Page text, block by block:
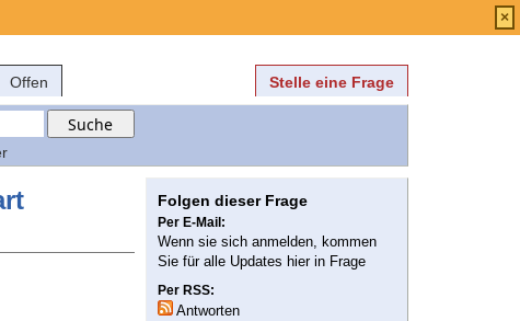
Offen Stelle eine Frage
Folgen dieser Frage
Per E-Mail:
Wenn sie sich anmelden, kommen
Sie für alle Updates hier in Frage
Per RSS:
Antworten
×